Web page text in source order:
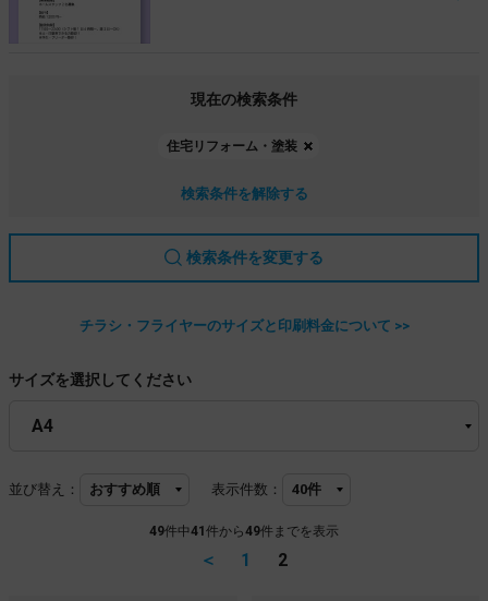
現在の検索条件
住宅リフォーム・塗装
検索条件を解除する
検索条件を変更する
チラシ・フライヤーのサイズと印刷料金について >>
サイズを選択してください
並び替え： 表示件数：
49件中41 件から49件までを表示
＜ 1 2